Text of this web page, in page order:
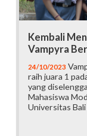
Kembali
Vampyra
24/10/2023
raih juara 1
yang
Mahasiswa
Universitas